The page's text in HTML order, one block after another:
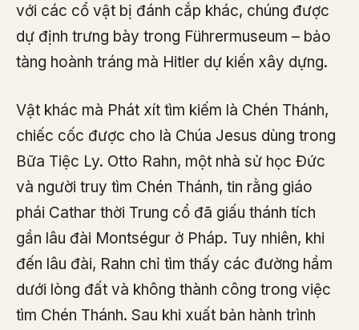
với các cổ vật bị đánh cắp khác, chúng được
dự định trưng bày trong Führermuseum – bảo
tàng hoành tráng mà Hitler dự kiến xây dựng.
Vật khác mà Phát xít tìm kiếm là Chén Thánh,
chiếc cốc được cho là Chúa Jesus dùng trong
Bữa Tiệc Ly. Otto Rahn, một nhà sử học Đức
và người truy tìm Chén Thánh, tin rằng giáo
phái Cathar thời Trung cổ đã giấu thánh tích
gần lâu đài Montségur ở Pháp. Tuy nhiên, khi
đến lâu đài, Rahn chỉ tìm thấy các đường hầm
dưới lòng đất và không thành công trong việc
tìm Chén Thánh. Sau khi xuất bản hành trình